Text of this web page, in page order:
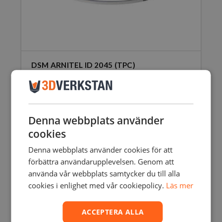
DSM ARNITEL ID 2045 (TPC)
99,00SEK exkl. moms
Den
har
flera
De
olika
alternativen
kan
Rea!
Denna webbplats använder
cookies
Denna webbplats använder cookies för att
förbättra användarupplevelsen. Genom att
använda vår webbplats samtycker du till alla
cookies i enlighet med vår cookiepolicy. Läs mer
ACCEPTERA ALLA